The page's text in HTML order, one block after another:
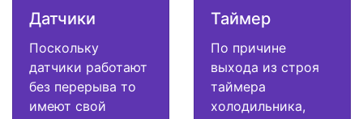
Датчики
Поскольку
датчики работают
без перерыва то
имеют свой
Таймер
По причине
выхода из строя
таймера
холодильника,